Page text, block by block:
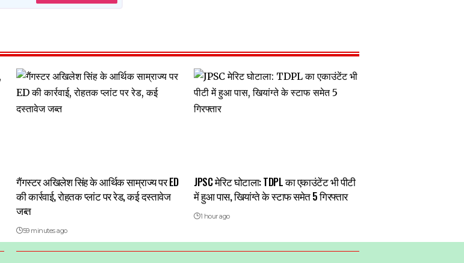
गैंगस्टर अखिलेश सिंह के आर्थिक साम्राज्य पर ED
की कार्रवाई, रोहतक प्लांट पर रेड, कई दस्तावेज
जब्त
59 minutes ago
JPSC मेरिट घोटाला: TDPL का एकाउंटेंट भी पीटी
में हुआ पास, खियांग्ते के स्टाफ समेत 5 गिरफ्तार
1 hour ago